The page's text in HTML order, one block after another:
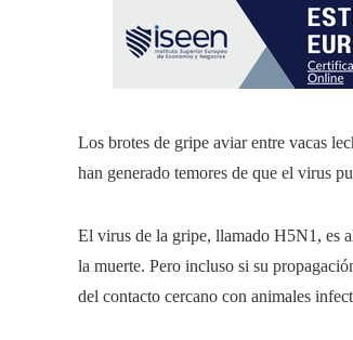
Los brotes de gripe aviar entre vacas
han generado temores de que el virus
El virus de la gripe, llamado H5N1, es
la muerte. Pero incluso si su
del contacto cercano con animales